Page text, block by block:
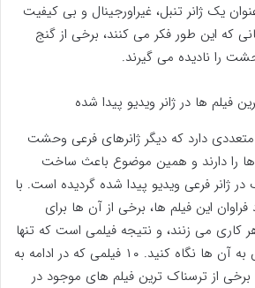
یک ژانر تنبل، غیراورجینال و بی کیفیت
که این طور فکر می کنند، برخی از گنج
را نادیده می گیرند.
متعددی دارد که دیگر ژانرهای فرعی وحشت
را دارند و همین موضوع باعث ساخت
در ژانر فرعی ویدیو پیدا شده گردیده است. با
این فیلم ها، برخی از آن ها برای
می زنند، و نتیجه فیلمی است که تنها
می توانید از پشت بالش به آن ها نگاه کنید. ۱۰ فیلمی که در ادامه به
از ترسناک ترین فیلم های موجود در